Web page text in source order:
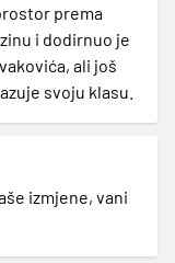
prema
i dodirnuo je
ali još
svoju klasu.
izmjene, vani